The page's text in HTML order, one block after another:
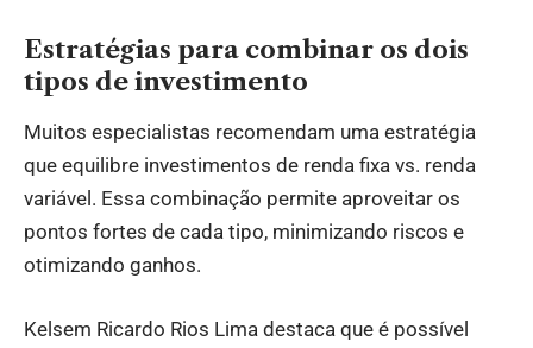
Estratégias para combinar os dois
tipos de investimento
Muitos especialistas recomendam uma estratégia
que equilibre investimentos de renda fixa vs. renda
variável. Essa combinação permite aproveitar os
pontos fortes de cada tipo, minimizando riscos e
otimizando ganhos.
Kelsem Ricardo Rios Lima destaca que é possível